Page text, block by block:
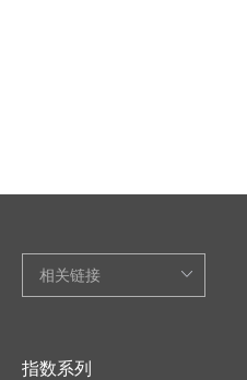
指数系列